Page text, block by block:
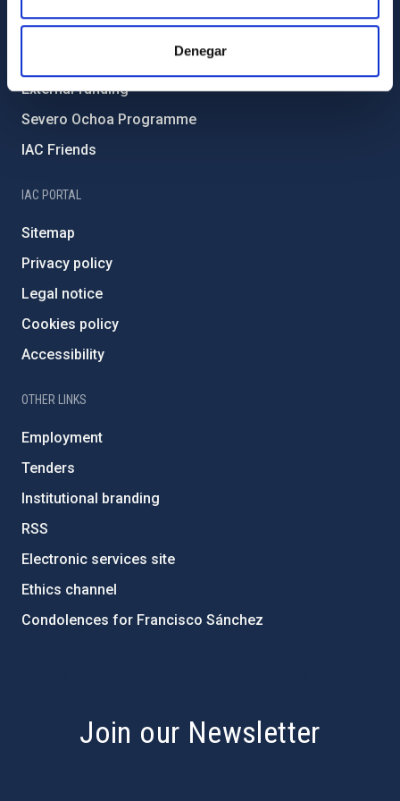
Denegar
Forever IAC
External funding
Severo Ochoa Programme
IAC Friends
IAC PORTAL
Sitemap
Privacy policy
Legal notice
Cookies policy
Accessibility
OTHER LINKS
Employment
Tenders
Institutional branding
RSS
Electronic services site
Ethics channel
Condolences for Francisco Sánchez
Join our Newsletter